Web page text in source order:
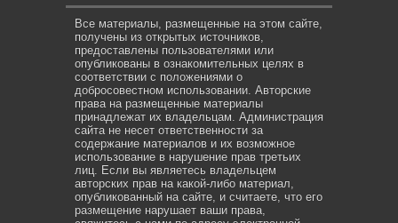
Все материалы, размещенные на этом сайте,
получены из открытых источников,
предоставлены пользователями или
опубликованы в ознакомительных целях в
соответствии с положениями о
добросовестном использовании. Авторские
права на размещенные материалы
принадлежат их владельцам. Администрация
сайта не несет ответственности за
содержание материалов и их возможное
использование в нарушение прав третьих
лиц. Если вы являетесь владельцем
авторских прав на какой-либо материал,
опубликованный на сайте, и считаете, что его
размещение нарушает ваши права,